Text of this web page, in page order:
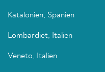
Katalonien, Spanien
Lombardiet, Italien
Veneto, Italien